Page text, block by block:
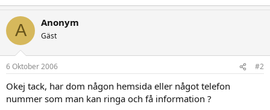
A Anonym
Gäst
6 Oktober 2006 #2
Okej tack, har dom någon hemsida eller något telefon
nummer som man kan ringa och få information ?